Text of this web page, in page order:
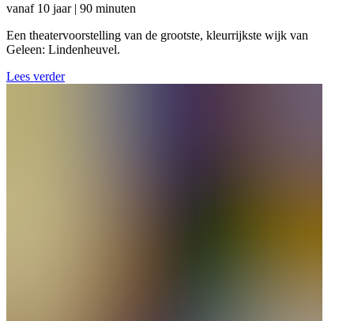
vanaf 10 jaar | 90 minuten
Een theatervoorstelling van de grootste, kleurrijkste wijk van
Geleen: Lindenheuvel.
Lees verder